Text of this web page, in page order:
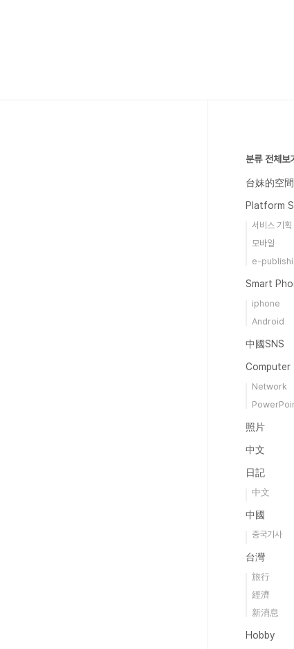
분류 전체보
台妹的空間
Platform
서비스 기획
모바일
e-
Smart
iphone
Android
中國SNS
Computer
Network
照片
中文
日記
中文
中國
중국기사
台灣
旅行
經濟
新消息
Hobby